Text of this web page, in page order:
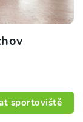
sportoviště